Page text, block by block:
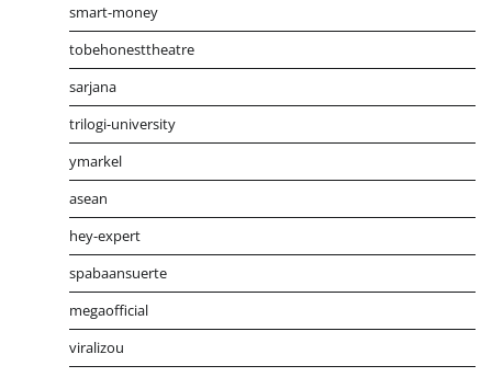
smart-money
tobehonesttheatre
sarjana
trilogi-university
ymarkel
asean
hey-expert
spabaansuerte
megaofficial
viralizou